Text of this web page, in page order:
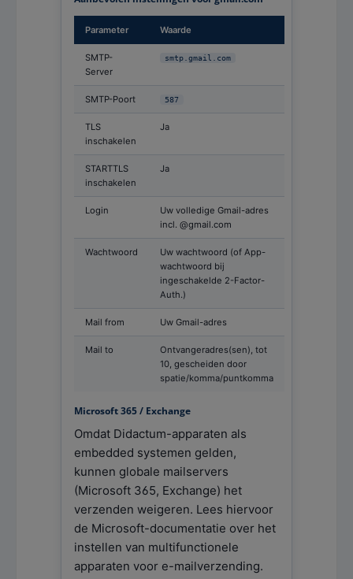
Parameter Waarde
SMTP-
Server
smtp.gmail.com
SMTP-Poort 587
TLS
inschakelen
Ja
STARTTLS
inschakelen
Ja
Login
Uw volledige Gmail-adres
incl. @gmail.com
Wachtwoord
Uw wachtwoord (of App-
wachtwoord bij
ingeschakelde 2-Factor-
Auth.)
Mail from Uw Gmail-adres
Mail to
Ontvangeradres(sen), tot
10, gescheiden door
spatie/komma/puntkomma
Microsoft 365 / Exchange
Omdat Didactum-apparaten als
embedded systemen gelden,
kunnen globale mailservers
(Microsoft 365, Exchange) het
verzenden weigeren. Lees hiervoor
de Microsoft-documentatie over het
instellen van multifunctionele
apparaten voor e-mailverzending.